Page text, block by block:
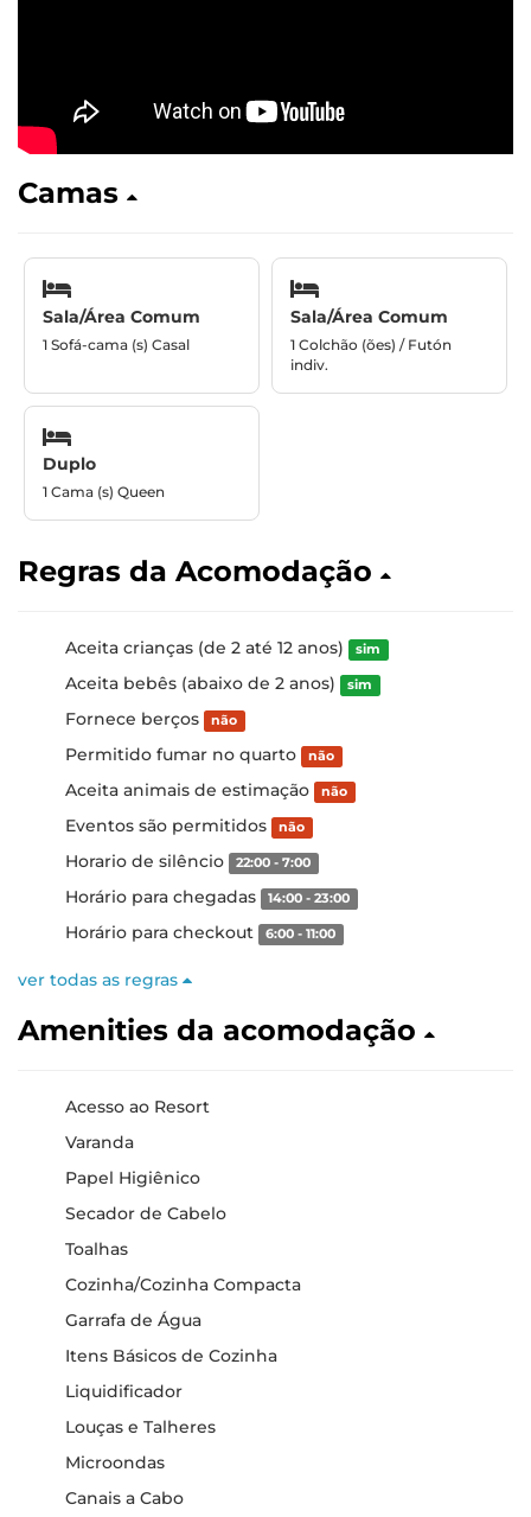
Camas
Sala/Área Comum
1 Sofá-cama (s) Casal
Sala/Área Comum
1 Colchão (ões) / Futón
indiv.
Duplo
1 Cama (s) Queen
Regras da Acomodação
Aceita crianças (de 2 até 12 anos) sim
Aceita bebês (abaixo de 2 anos) sim
Fornece berços não
Permitido fumar no quarto não
Aceita animais de estimação não
Eventos são permitidos não
Horario de silêncio 22:00 - 7:00
Horário para chegadas 14:00 - 23:00
Horário para checkout 6:00 - 11:00
ver todas as regras
Amenities da acomodação
Acesso ao Resort
Varanda
Papel Higiênico
Secador de Cabelo
Toalhas
Cozinha/Cozinha Compacta
Garrafa de Água
Itens Básicos de Cozinha
Liquidificador
Louças e Talheres
Microondas
Canais a Cabo